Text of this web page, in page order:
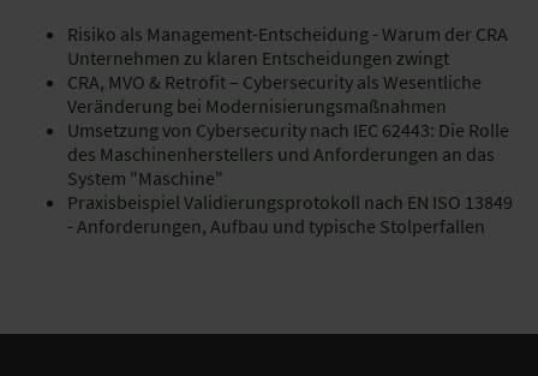
Risiko als Management-Entscheidung - Warum der CRA
Unternehmen zu klaren Entscheidungen zwingt
CRA, MVO & Retrofit – Cybersecurity als Wesentliche
Veränderung bei Modernisierungsmaßnahmen
Umsetzung von Cybersecurity nach IEC 62443: Die Rolle
des Maschinenherstellers und Anforderungen an das
System "Maschine"
Praxisbeispiel Validierungsprotokoll nach EN ISO 13849
- Anforderungen, Aufbau und typische Stolperfallen